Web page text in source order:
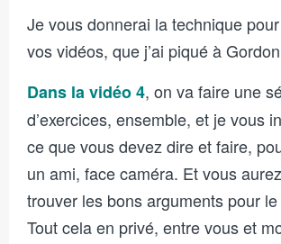
Je vous donnerai la technique
vos vidéos, que j’ai piqué à
Dans la vidéo 4, on va faire une
d’exercices, ensemble, et je vous
ce que vous devez dire et faire,
un ami, face caméra. Et vous
trouver les bons arguments pour
Tout cela en privé, entre vous et